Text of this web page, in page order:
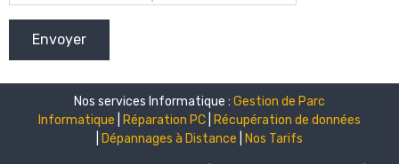
Envoyer
Nos services Informatique : Gestion de Parc
Informatique
Réparation PC
Récupération de données
Dépannages à Distance Nos Tarifs